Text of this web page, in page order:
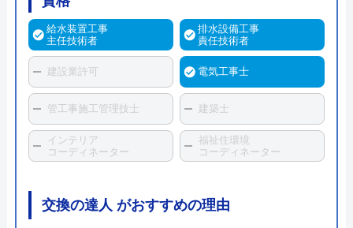
給水装置工事
主任技術者
排水設備工事
責任技術者
建設業許可 電気工事士
管工事施工管理技士 建築士
インテリア
コーディネーター
福祉住環境
コーディネーター
交換の達人 がおすすめの理由